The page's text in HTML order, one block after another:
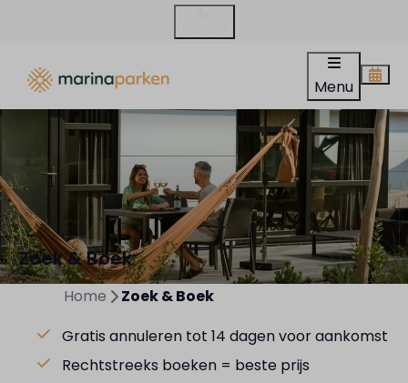
Menu
Zoek & Boek
Home
Zoek & Boek
Gratis annuleren tot 14 dagen voor aankomst
Rechtstreeks boeken = beste prijs